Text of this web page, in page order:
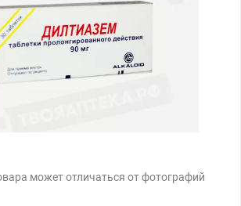
может отличаться от фотографий